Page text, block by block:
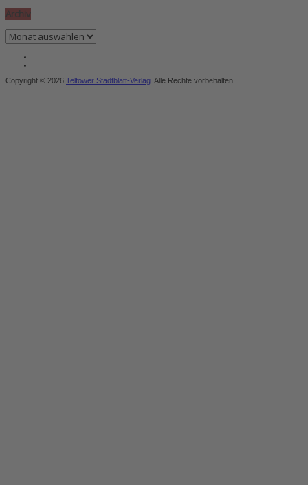
Archiv
Archiv
Copyright © 2026 Teltower Stadtblatt-Verlag . Alle Rechte vorbehalten.